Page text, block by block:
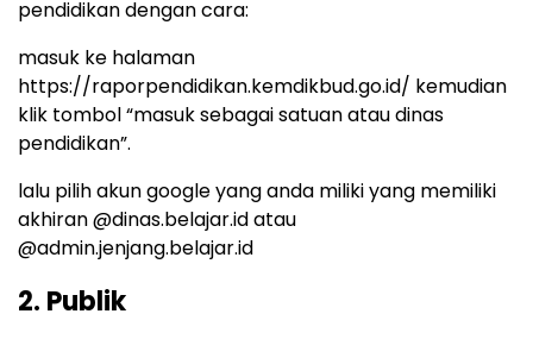
pendidikan dengan cara:
masuk ke halaman
https://raporpendidikan.kemdikbud.go.id/ kemudian
klik tombol “masuk sebagai satuan atau dinas
pendidikan”.
lalu pilih akun google yang anda miliki yang memiliki
akhiran @dinas.belajar.id atau
@admin.jenjang.belajar.id
2. Publik